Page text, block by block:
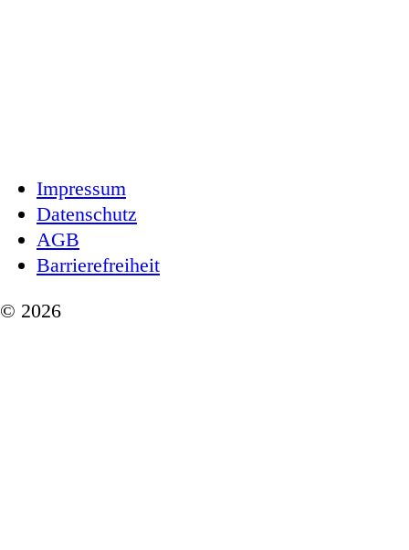
Impressum
Datenschutz
AGB
Barrierefreiheit
© 2026